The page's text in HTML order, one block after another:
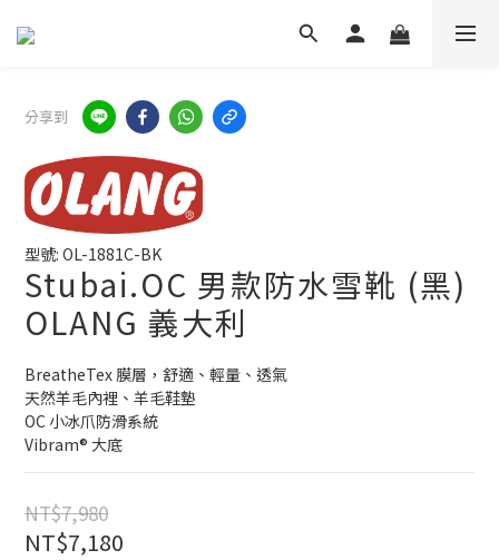
分享到
型號: OL-1881C-BK
Stubai.OC 男款防水雪靴 (黑)
OLANG 義大利
BreatheTex 膜層，舒適、輕量、透氣
天然羊毛內裡、羊毛鞋墊
OC 小冰爪防滑系統
Vibram® 大底
NT$7,980
NT$7,180